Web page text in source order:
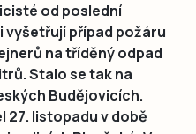
od poslední
případ požáru
na tříděný odpad
Stalo se tak na
Budějovicích.
27. listopadu v době